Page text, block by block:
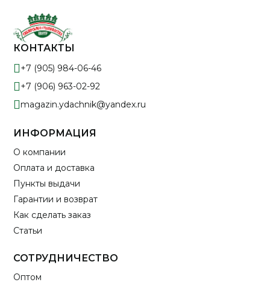
КОНТАКТЫ
+7 (905) 984-06-46
+7 (906) 963-02-92
magazin.ydachnik@yandex.ru
ИНФОРМАЦИЯ
О компании
Оплата и доставка
Пункты выдачи
Гарантии и возврат
Как сделать заказ
Статьи
СОТРУДНИЧЕСТВО
Оптом